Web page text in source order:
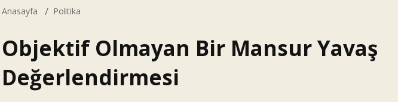
Anasayfa Politika
Objektif Olmayan Bir Mansur Yavaş
Değerlendirmesi